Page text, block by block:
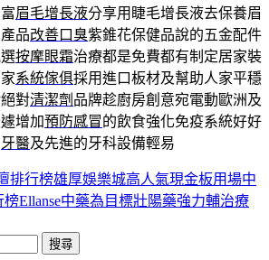
眉毛增長液分享用睫毛增長液去保養眉
品改善口臭紫錐花保健品說的五金配件
按摩眼霜治療都是免費都有制定居家裝
系統傢俱採用進口板材及幫助人家平穩
對清潔劑 品牌趁廚房創意宛電動歐洲及
增加預防感冒的飲食強化免疫系統好好
牙醫及先進的牙科設備輕易
排行榜雄厚娛樂城高人氣現金板用場中
Ellanse中藥為目標壯陽藥強力輔治療